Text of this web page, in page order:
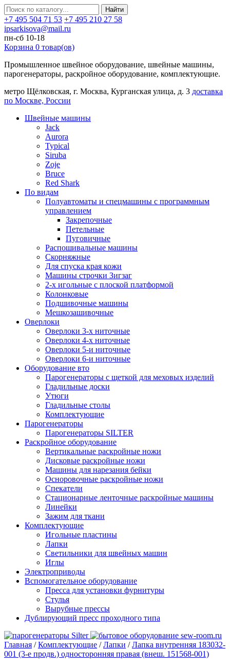
Найти
+7 495 504 71 53 +7 495 210 27 58
ipsarkisova@mail.ru
пн-сб 10-18
Корзина 0 товар(ов)
Промышленное швейное оборудование, швейные машины,
парогенераторы, раскройное оборудование, комплектующие.
метро Щёлковская, г. Москва, Курганская улица, д. 3 доставка
по Москве, России
Швейные машины
Jack
Aurora
Typical
Siruba
Zoje
Bruce
Red Shark
По видам
Полуавтоматы и спецмашины с программным
управлением
Закрепочные
Петельные
Пуговичные
Распошивальные машины
Скорняжные
Для спуска края кожи
Машины строчки Зигзаг
2-х игольные с плоской платформой
Колонковые
Подшивочные машины
Мешкозашивочные
Оверлоки
Оверлоки 3-х ниточные
Оверлоки 4-х ниточные
Оверлоки 5-и ниточные
Оверлоки 6-и ниточные
Оборудование вто
Парогенераторы с щеткой для меховых изделий
Гладильные доски
Утюги
Гладильные столы
Комплектующие
Парогенераторы
Парогенераторы SILTER
Раскройное оборудование
Вертикальные раскройные ножи
Дисковые раскройные ножи
Машины для нарезания бейки
Осноровочные раскройные ножи
Спекатели
Стационарные ленточные раскройные машины
Линейки
Зажим для ткани
Комплектующие
Игольные пластины
Лапки
Светильники для швейных машин
Иглы
Электроприводы
Вспомогательное оборудование
Пресса для установки фурнитуры
Стулья
Вырубные прессы
Дублирующий пресс проходного типа
Главная /Комплектующие /Лапки /Лапка внутренняя 183032-
001 (3-е продв.) односторонняя правая (внеш. 151568-001)